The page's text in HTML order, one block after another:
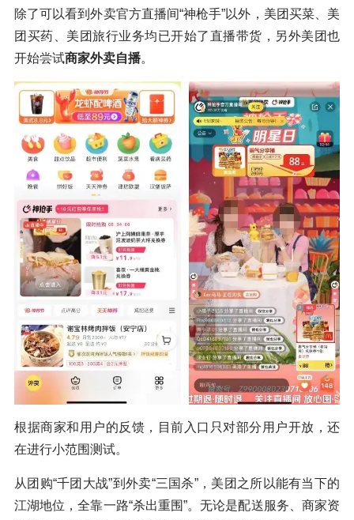
除了可以看到外卖官方直播间“神枪手”以外，美团买菜、美
团买药、美团旅行业务均已开始了直播带货，另外美团也
开始尝试商家外卖自播。
根据商家和用户的反馈，目前入口只对部分用户开放，还
在进行小范围测试。
从团购“千团大战”到外卖“三国杀”，美团之所以能有当下的
江湖地位，全靠一路“杀出重围”。无论是配送服务、商家资